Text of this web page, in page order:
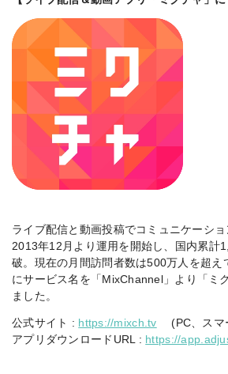
ライブ配信と動画投稿でコミュニケーショ
2013年12月より運用を開始し、国内累計
破。現在の月間訪問者数は500万人を超え
にサービス名を「MixChannel」より「ミ
ました。
公式サイト : https://mixch.tv
(PC、スマ
アプリダウンロードURL : https://